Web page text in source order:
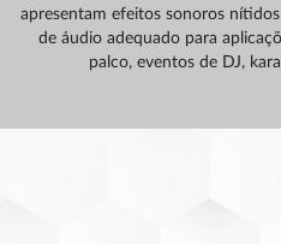
apresentam efeitos sonoros
de áudio adequado para
palco, eventos de DJ,